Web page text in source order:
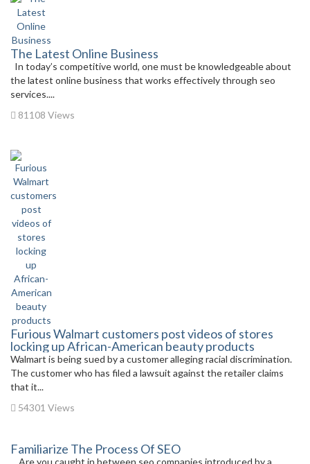
The Latest Online Business
In today’s competitive world, one must be knowledgeable about
the latest online business that works effectively through seo
services....
81108 Views
Furious Walmart customers post videos of stores
locking up African-American beauty products
Walmart is being sued by a customer alleging racial discrimination.
The customer who has filed a lawsuit against the retailer claims
that it...
54301 Views
Familiarize The Process Of SEO
Are you caught in between seo companies introduced by a